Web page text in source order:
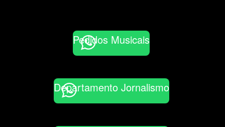
Pedidos Musicais
Departamento Jornalismo